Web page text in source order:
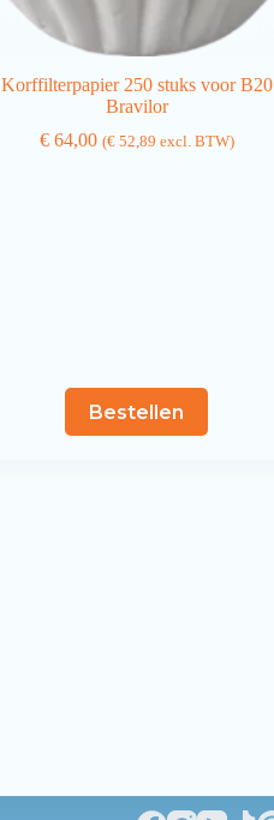
Korffilterpapier 250 stuks voor B20
Bravilor
€64,00 (€52,89 excl. BTW)
Bestellen